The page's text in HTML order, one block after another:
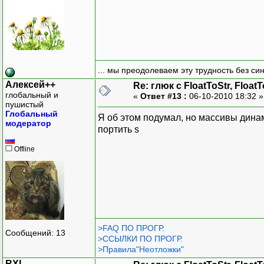
{ // вывод в интервейс
[b]s=FloatToStrF(-
for (int i=0;i<N;i++) {
sgM->Cells[i][i]=b[i];//
if (i<N-1) sgM-
if (i<N-1) sgM-
}
... мы преодолеваем эту трудность без
Алексей++
глобальный и
пушистый
Глобальный
модератор
Offline
Сообщений: 13
Re: глюк с FloatToStr,
« Ответ #13 : 06-10-2010 18:32
Я об этом подумал, но массивы
портить s
>FAQ ПО ПРОГР.
>ССЫЛКИ ПО ПРОГР.
>Правила"Неотложки"